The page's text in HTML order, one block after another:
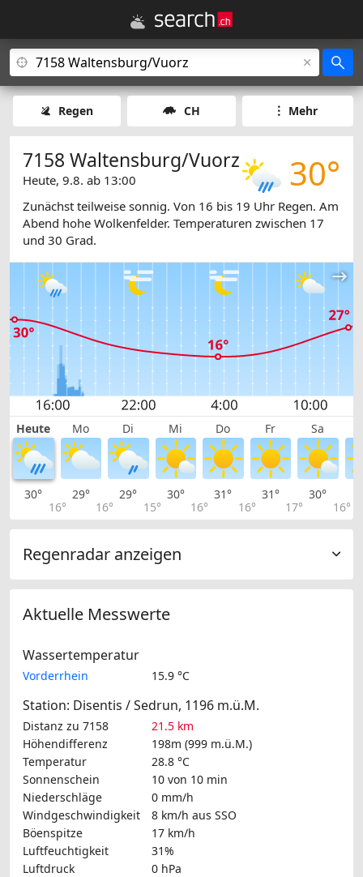
Regen CH Mehr
30°
7158 Waltensburg/Vuorz
Heute, 9.8. ab 13:00
Zunächst teilweise sonnig. Von 16 bis 19 Uhr Regen. Am
Abend hohe Wolkenfelder. Temperaturen zwischen 17
und 30 Grad.
Heute Mo Di Mi Do Fr Sa
30°
16°
29°
16°
29°
15°
30°
16°
31°
16°
31°
17°
30°
16°
Regenradar anzeigen
Aktuelle Messwerte
Wassertemperatur
Vorderrhein 15.9 °C
Station: Disentis / Sedrun, 1196 m.ü.M.
Distanz zu 7158
21.5 km
Höhendifferenz
198m (999 m.ü.M.)
Temperatur
28.8 °C
Sonnenschein
10 von 10 min
Niederschläge
0 mm/h
Windgeschwindigkeit
8 km/h aus SSO
Böenspitze
17 km/h
Luftfeuchtigkeit
31%
Luftdruck
0 hPa